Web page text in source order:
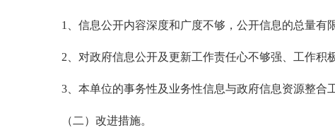
1、信息公开内容深度和广度不够，公开信息的总量有
2、对政府信息公开及更新工作责任心不够强、工作积
3、本单位的事务性及业务性信息与政府信息资源整合工
（二）改进措施。